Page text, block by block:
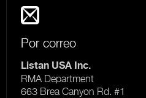
Por correo
Listan USA Inc.
RMA Department
663 Brea Canyon Rd. #1